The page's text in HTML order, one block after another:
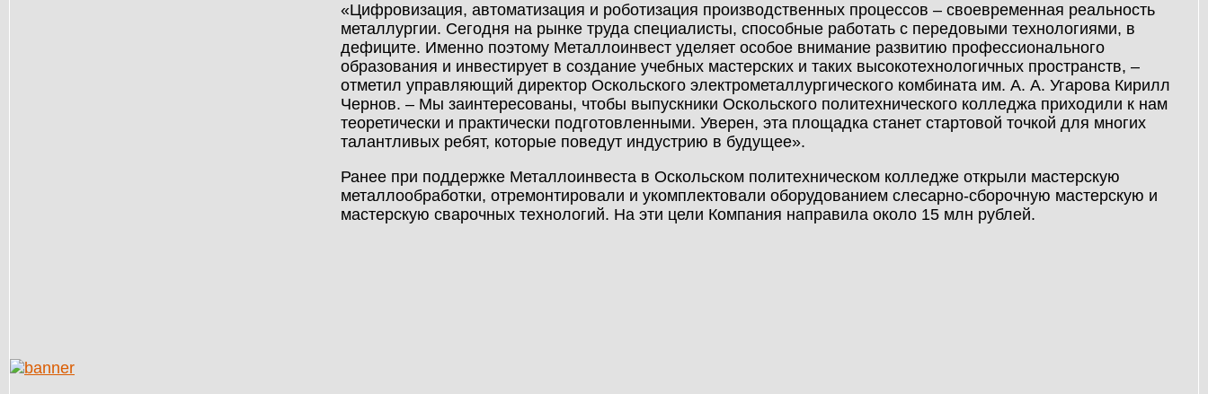
«Цифровизация, автоматизация и роботизация производственных процессов – своевременная реальность
металлургии. Сегодня на рынке труда специалисты, способные работать с передовыми технологиями, в
дефиците. Именно поэтому Металлоинвест уделяет особое внимание развитию профессионального
образования и инвестирует в создание учебных мастерских и таких высокотехнологичных пространств, –
отметил управляющий директор Оскольского электрометаллургического комбината им. А. А. Угарова Кирилл
Чернов. – Мы заинтересованы, чтобы выпускники Оскольского политехнического колледжа приходили к нам
теоретически и практически подготовленными. Уверен, эта площадка станет стартовой точкой для многих
талантливых ребят, которые поведут индустрию в будущее».
Ранее при поддержке Металлоинвеста в Оскольском политехническом колледже открыли мастерскую
металлообработки, отремонтировали и укомплектовали оборудованием слесарно-сборочную мастерскую и
мастерскую сварочных технологий. На эти цели Компания направила около 15 млн рублей.